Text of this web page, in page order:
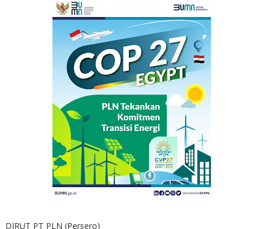
DIRUT PT PLN (Persero)